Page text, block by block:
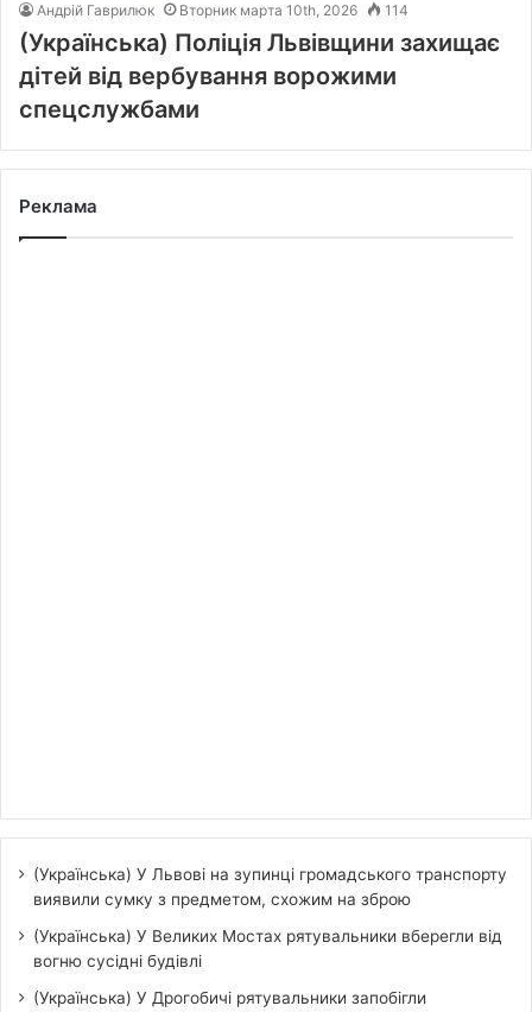
Андрій Гаврилюк Вторник марта 10th, 2026 114
(Українська) Поліція Львівщини захищає
дітей від вербування ворожими
спецслужбами
Реклама
(Українська) У Львові на зупинці громадського транспорту
виявили сумку з предметом, схожим на зброю
(Українська) У Великих Мостах рятувальники вберегли від
вогню сусідні будівлі
(Українська) У Дрогобичі рятувальники запобігли